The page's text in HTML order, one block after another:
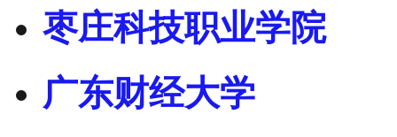
枣庄科技职业学院
广东财经大学